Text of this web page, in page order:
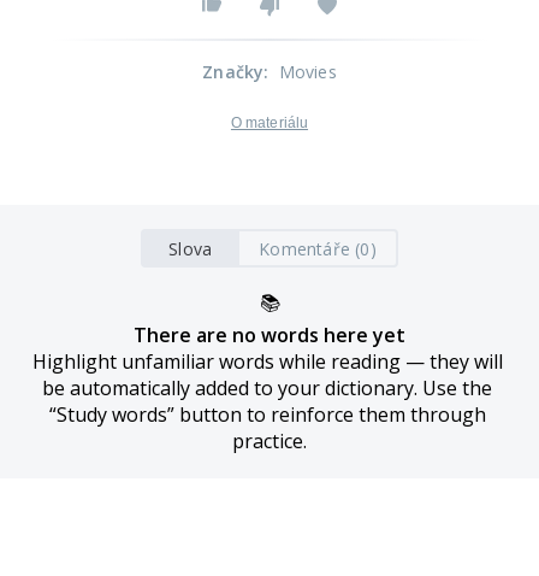
Značky: Movies
O materiálu
Slova Komentáře (0)
📚
There are no words here yet
Highlight unfamiliar words while reading — they will
be automatically added to your dictionary. Use the
“Study words” button to reinforce them through
practice.